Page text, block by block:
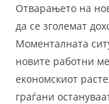
Отварањето на
да се зголемат
Моменталната
новите работни
економскиот
граѓани